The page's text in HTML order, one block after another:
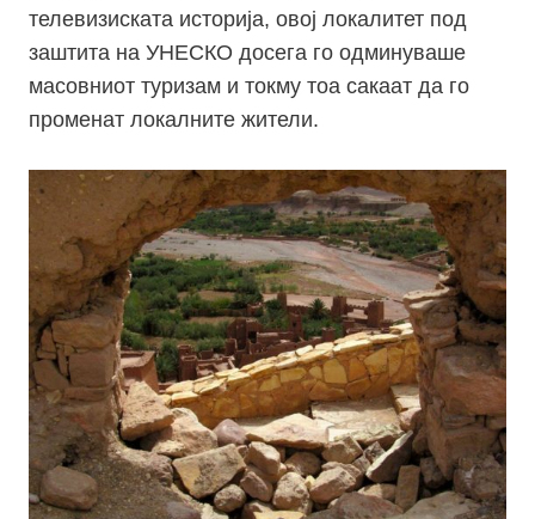
телевизиската историја, овој локалитет под
заштита на УНЕСКО досега го одминуваше
масовниот туризам и токму тоа сакаат да го
променат локалните жители.